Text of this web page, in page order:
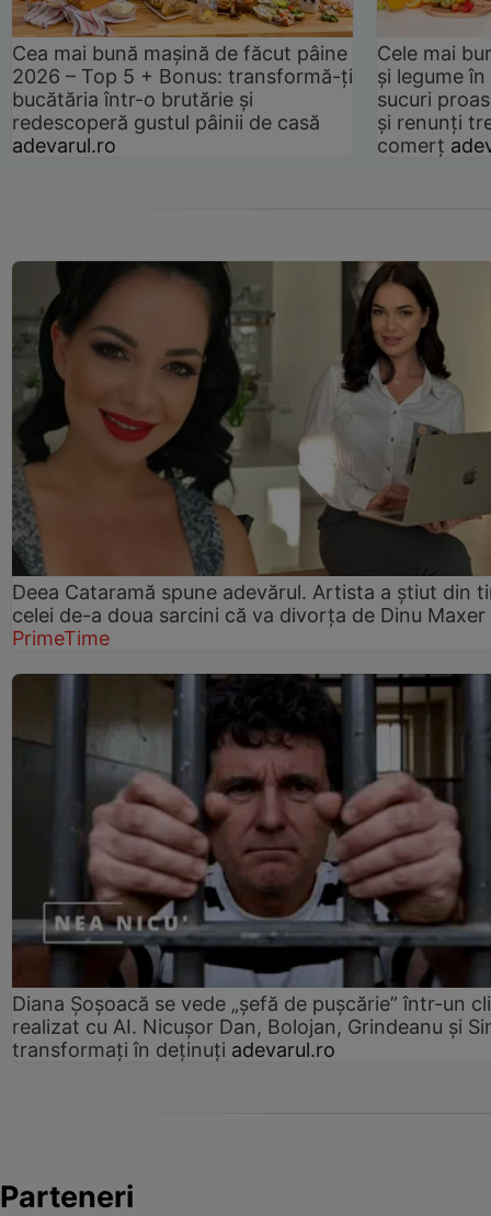
Cea mai bună mașină de făcut pâine
2026 – Top 5 + Bonus: transformă-ți
bucătăria într-o brutărie și
redescoperă gustul pâinii de casă
adevarul.ro
Cele mai
și legume
sucuri
și renunți
comerț
Deea Cataramă spune adevărul. Artista a știut din
celei de-a doua sarcini că va divorța de Dinu Maxer
PrimeTime
Diana Șoșoacă se vede „șefă de pușcărie” într-un
realizat cu AI. Nicușor Dan, Bolojan, Grindeanu și
transformați în deținuți adevarul.ro
Parteneri